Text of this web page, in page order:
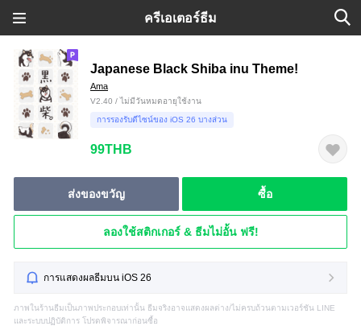
ครีเอเตอร์ธีม
Japanese Black Shiba inu Theme!
Ama
V2.40 / ไม่มีวันหมดอายุใช้งาน
การรองรับดีไซน์ของ iOS 26 บางส่วน
99THB
ส่งของขวัญ ซื้อ
ลองใช้สติกเกอร์ & ธีมไม่อั้น ฟรี!
การแสดงผลธีมบน iOS 26
ภาพในร้านธีมเป็นภาพประกอบเท่านั้น ธีมจริงอาจแสดงผลต่าง/ไม่ครบถ้วนตามเวอร์ชัน LINE
และระบบปฏิบัติการ โปรดพิจารณาก่อนซื้อ